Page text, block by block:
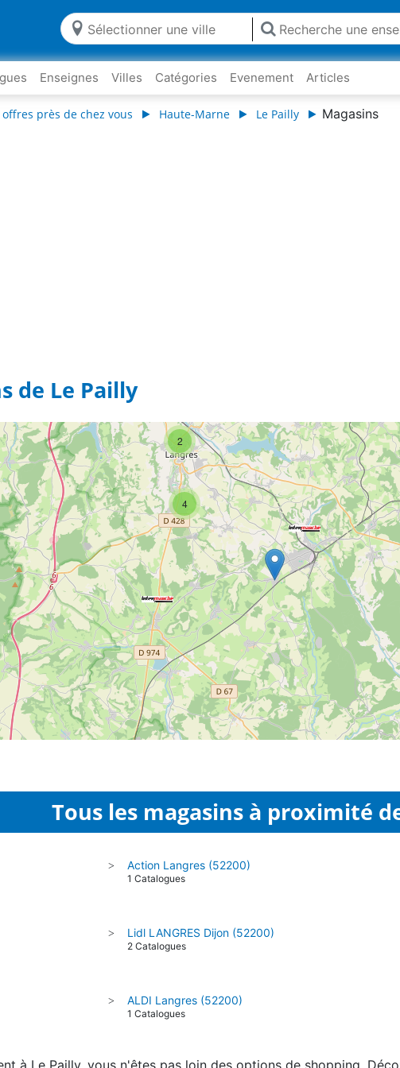
Enseignes Villes Catégories Evenement Articles
près de chez vous Haute-Marne Le Pailly Magasins
de Le Pailly
2
4
Tous les magasins à proximité
> Action Langres (52200)
1 Catalogues
> Lidl LANGRES Dijon (52200)
2 Catalogues
> ALDI Langres (52200)
1 Catalogues
à Le Pailly, vous n'êtes pas loin des options de shopping.